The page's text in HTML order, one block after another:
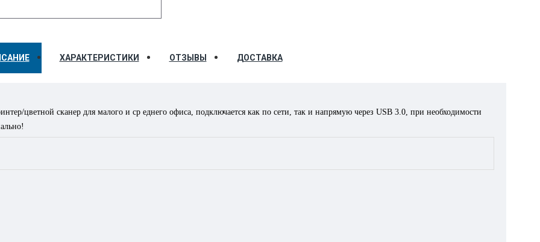
ХАРАКТЕРИСТИКИ ОТЗЫВЫ ДОСТАВКА
цветной сканер для малого и ср еднего офиса, подключается как по сети, так и напрямую через USB 3.0, при необходимости
цветного сканирования и монохромного копирования со скоростью 55 сканов и 25 копий в минуту!
от А3 до А6 (а также нестандартные форматы) автоматически определяя формат и выбирая нужный лоток. Вам не 6нужно
USB-устройства, электронной почты, сеть (FTP или SMB)